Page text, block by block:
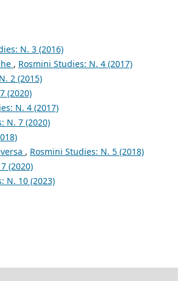
N. 3 (2016)
, Rosmini Studies: N. 4 (2017)
2 (2015)
(2020)
N. 4 (2017)
N. 7 (2020)
, Rosmini Studies: N. 5 (2018)
(2020)
N. 10 (2023)